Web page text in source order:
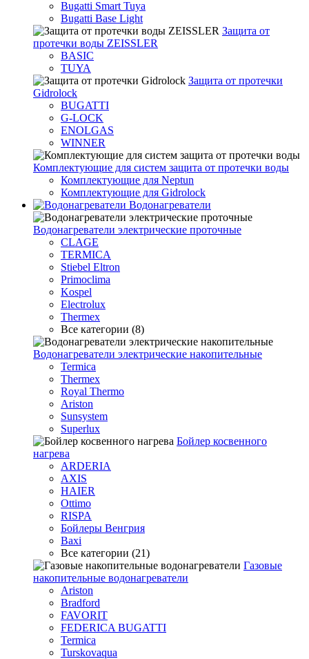
Bugatti Smart Tuya
Bugatti Base Light
Защита от
протечки воды ZEISSLER
BASIC
TUYA
Защита от протечки
Gidrolock
BUGATTI
G-LOCK
ENOLGAS
WINNER
Комплектующие для систем защита от протечки воды
Комплектующие для Neptun
Комплектующие для Gidrolock
Водонагреватели
Водонагреватeли электрические проточные
CLAGE
TERMICA
Stiebel Eltron
Primoclima
Kospel
Electrolux
Thermex
Все категории (8)
Водонагреватели электрические накопительные
Termica
Thermex
Royal Thermo
Ariston
Sunsystem
Superlux
Бойлер косвенного
нагрева
ARDERIA
AXIS
HAIER
Ottimo
RISPA
Бойлеры Венгрия
Baxi
Все категории (21)
Газовые
накопительные водонагреватели
Ariston
Bradford
FAVORIT
FEDERICA BUGATTI
Termica
Turskovaqua